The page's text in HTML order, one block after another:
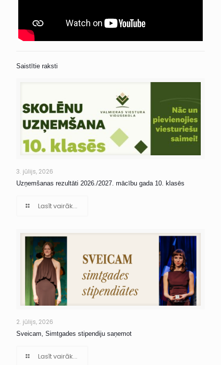
Saistītie raksti
3. jūlijs, 2026
Uzņemšanas rezultāti 2026./2027. mācību gada 10. klasēs
Lasīt vairāk...
2. jūlijs, 2026
Sveicam, Simtgades stipendiju saņemot
Lasīt vairāk...